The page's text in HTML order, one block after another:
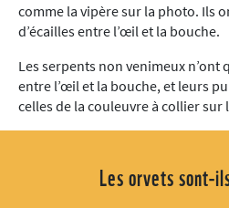
comme la vipère sur la photo. Ils
d’écailles entre l’œil et la bouche.
Les serpents non venimeux n’ont
entre l’œil et la bouche, et leurs
celles de la couleuvre à collier sur
Les orvets sont-